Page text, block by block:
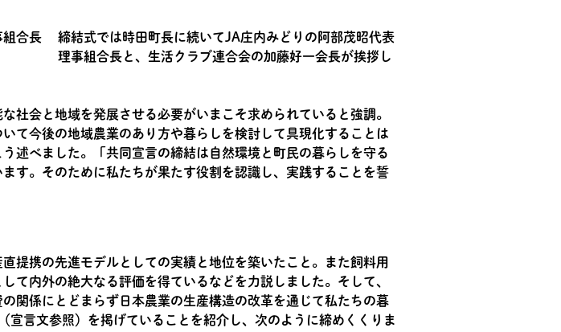
締結式では時田町長に続いてJA庄内みどりの阿部茂昭代表
理事組合長と、生活クラブ連合会の加藤好一会長が挨拶し
社会と地域を発展させる必要がいまこそ求められていると強調。
て今後の地域農業のあり方や暮らしを検討して具現化することは
述べました。「共同宣言の締結は自然環境と町民の暮らしを守る
す。そのために私たちが果たす役割を認識し、実践することを誓
提携の先進モデルとしての実績と地位を築いたこと。また飼料用
て内外の絶大なる評価を得ているなどを力説しました。そして、
関係にとどまらず日本農業の生産構造の改革を通じて私たちの暮
言文参照）を掲げていることを紹介し、次のように締めくくりま